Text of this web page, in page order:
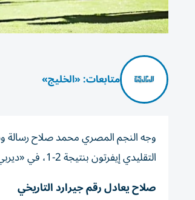
متابعات: «الخليج»
وجه النجم المصري محمد صلاح رسالة
التقليدي إيفرتون بنتيجة 2-1، في «ديربي الميرسيسايد» الذي أقيم ضمن منافسات الجولة الـ33 من الدوري الإنجليزي الممتاز.
صلاح يعادل رقم جيرارد التاريخي